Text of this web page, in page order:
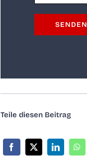
Tei­le die­sen Beitrag